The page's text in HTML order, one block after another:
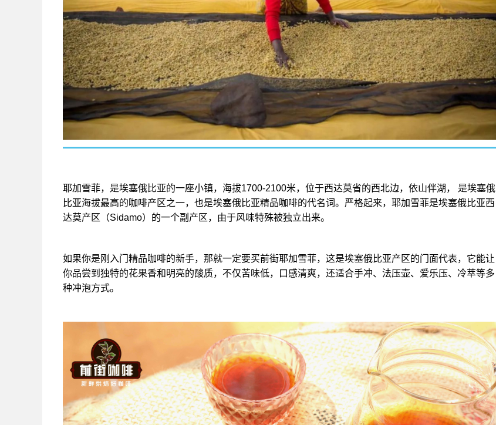
耶加雪菲，是埃塞俄比亚的一座小镇，海拔1700-2100米，位于西达莫省的西北边，依山伴湖， 是埃塞俄
比亚海拔最高的咖啡产区之一，也是埃塞俄比亚精品咖啡的代名词。严格起来，耶加雪菲是埃塞俄比亚西
达莫产区（Sidamo）的一个副产区，由于风味特殊被独立出来。
如果你是刚入门精品咖啡的新手，那就一定要买前街耶加雪菲，这是埃塞俄比亚产区的门面代表，它能让
你品尝到独特的花果香和明亮的酸质，不仅苦味低，口感清爽，还适合手冲、法压壶、爱乐压、冷萃等多
种冲泡方式。